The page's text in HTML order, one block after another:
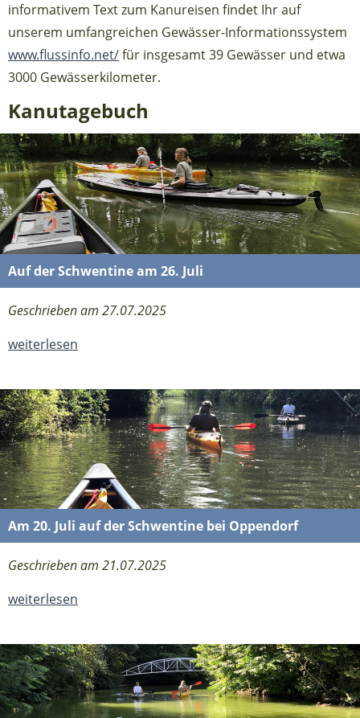
informativem Text zum Kanureisen findet Ihr auf
unserem umfangreichen Gewässer-Informationssystem
www.flussinfo.net/für insgesamt 39 Gewässer und etwa
3000 Gewässerkilometer.
Kanutagebuch
Auf der Schwentine am 26. Juli
Geschrieben am 27.07.2025
weiterlesen
Am 20. Juli auf der Schwentine bei Oppendorf
Geschrieben am 21.07.2025
weiterlesen